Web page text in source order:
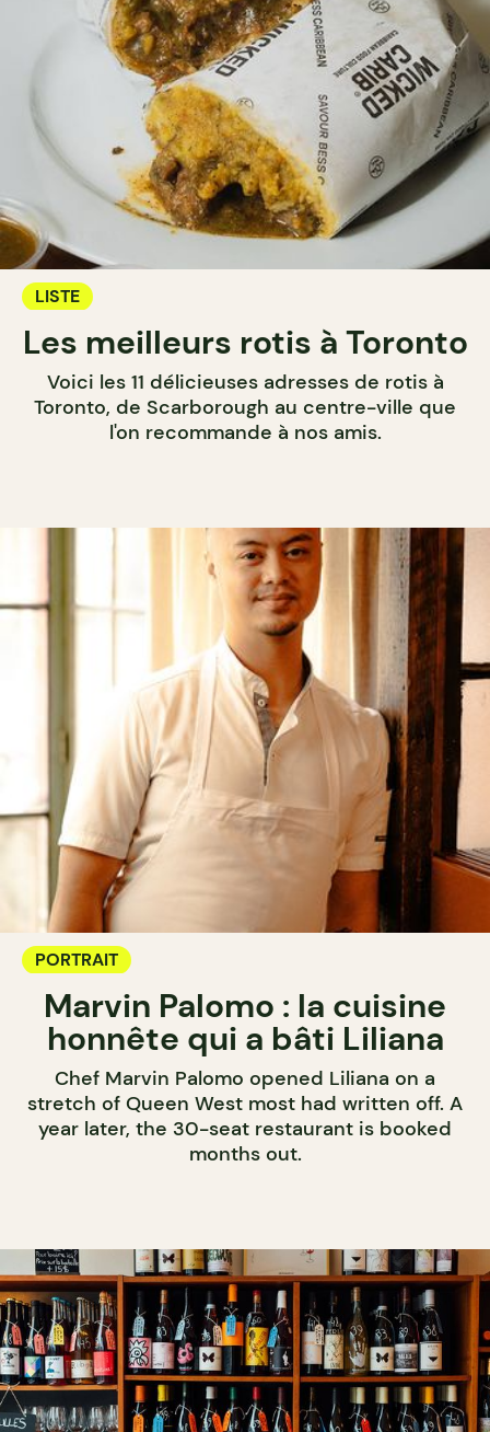
LISTE
Les meilleurs rotis à Toronto
Voici les 11 délicieuses adresses de rotis à
Toronto, de Scarborough au centre-ville que
l'on recommande à nos amis.
PORTRAIT
Marvin Palomo : la cuisine
honnête qui a bâti Liliana
Chef Marvin Palomo opened Liliana on a
stretch of Queen West most had written off. A
year later, the 30-seat restaurant is booked
months out.